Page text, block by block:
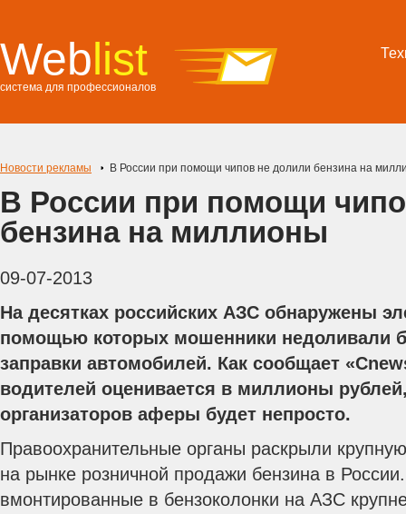
Weblist
система для профессионалов
Новости рекламы В России при помощи чипов не долили бензина на
В России при помощи
бензина на миллионы
09-07-2013
На десятках российских АЗС обнаружены
помощью которых мошенники недоливали
заправки автомобилей. Как сообщает
водителей оценивается в миллионы
организаторов аферы будет непросто.
Правоохранительные органы раскрыли
на рынке розничной продажи бензина в
вмонтированные в бензоколонки на АЗС